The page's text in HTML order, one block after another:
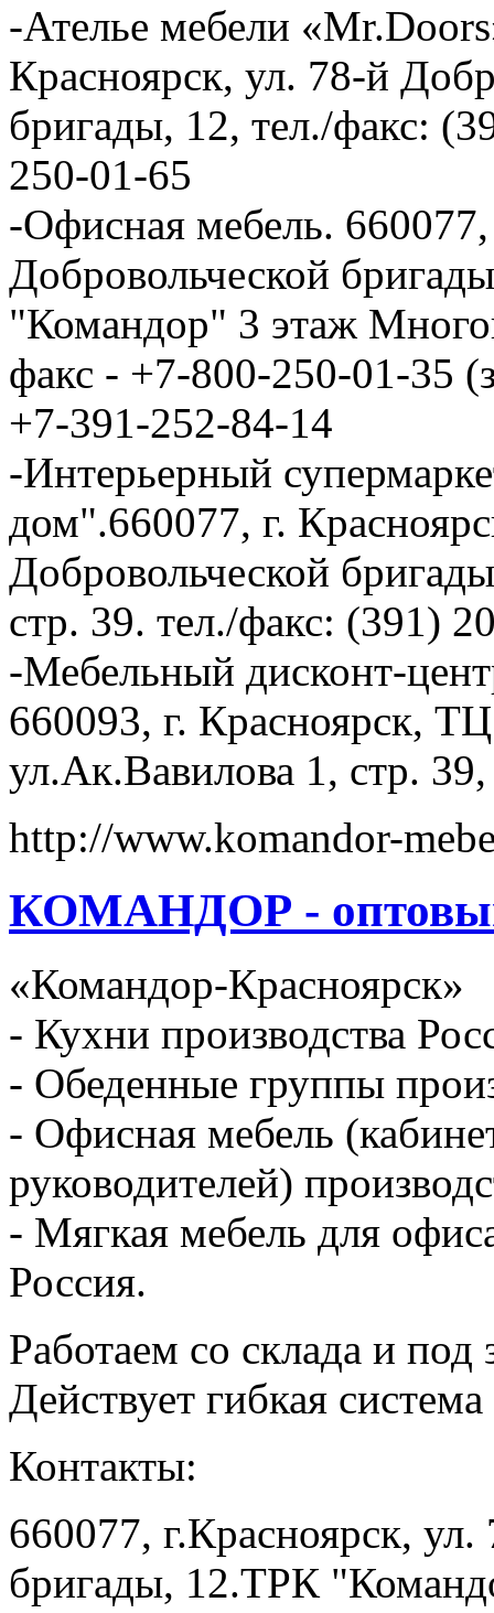
-Ателье мебели
Красноярск, ул. 78-й
бригады, 12, тел./факс:
250-01-65
-Офисная мебель.
Добровольческой
"Командор" 3 этаж
факс - +7-800-250-01-35
+7-391-252-84-14
-Интерьерный
дом".660077, г.
Добровольческой
стр. 39. тел./факс: (391)
-Мебельный дисконт-
660093, г. Красноярск,
ул.Ак.Вавилова 1, стр.
http://www.komandor-
КОМАНДОР -
«Командор-Красноярск»
- Кухни производства
- Обеденные группы
- Офисная мебель
руководителей)
- Мягкая мебель для
Россия.
Работаем со склада и под
Действует гибкая
Контакты:
660077, г.Красноярск,
бригады, 12.ТРК